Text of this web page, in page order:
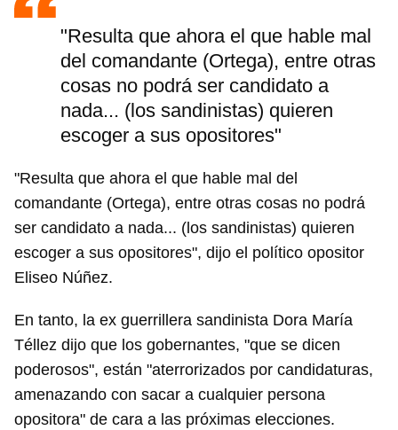
"Resulta que ahora el que hable mal
del comandante (Ortega), entre otras
cosas no podrá ser candidato a
nada... (los sandinistas) quieren
escoger a sus opositores"
"Resulta que ahora el que hable mal del
comandante (Ortega), entre otras cosas no podrá
ser candidato a nada... (los sandinistas) quieren
escoger a sus opositores", dijo el político opositor
Eliseo Núñez.
En tanto, la ex guerrillera sandinista Dora María
Téllez dijo que los gobernantes, "que se dicen
poderosos", están "aterrorizados por candidaturas,
amenazando con sacar a cualquier persona
opositora" de cara a las próximas elecciones.